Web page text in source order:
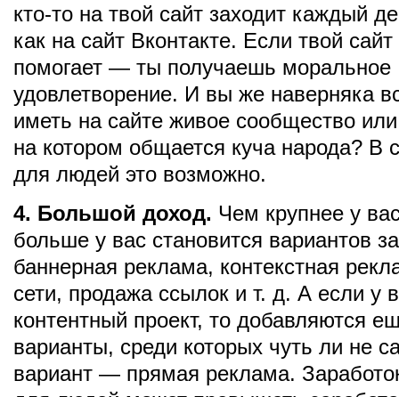
кто-то на твой сайт заходит каждый
как на сайт Вконтакте. Если твой
помогает — ты получаешь моральное
удовлетворение. И вы же наверняка
иметь на сайте живое сообщество
на котором общается куча народа? В
для людей это возможно.
4. Большой доход. Чем крупнее у
больше у вас становится вариантов
баннерная реклама, контекстная
сети, продажа ссылок и т. д. А если у
контентный проект, то добавляются
варианты, среди которых чуть ли не
вариант — прямая реклама.